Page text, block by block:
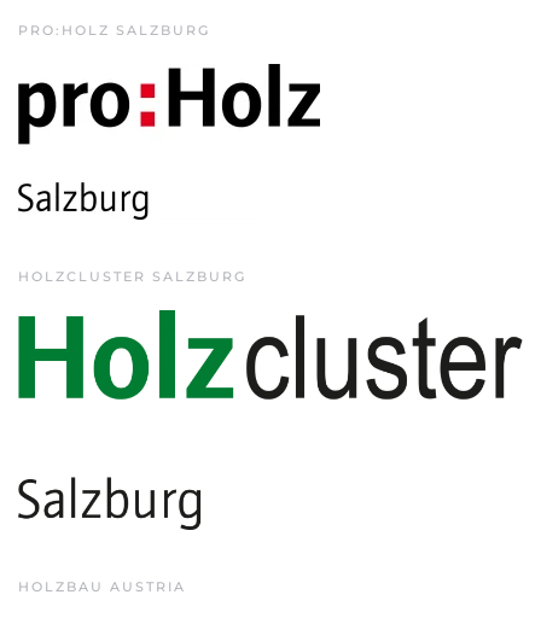
PRO:HOLZ SALZBURG
HOLZCLUSTER SALZBURG
HOLZBAU AUSTRIA